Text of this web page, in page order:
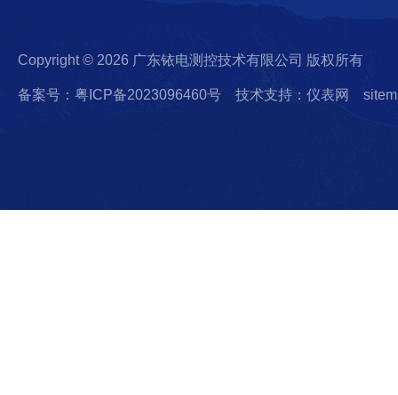
Copyright © 2026 广东铱电测控技术有限公司 版权所有
备案号：粤ICP备2023096460号 技术支持：仪表网